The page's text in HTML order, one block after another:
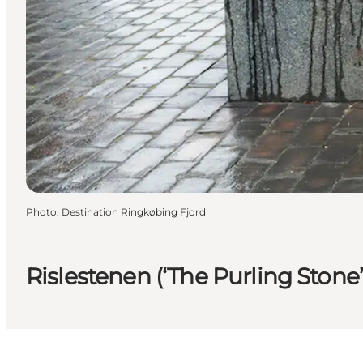
Rislestenen (‘The Purling
Photo: Destination Ringkøbing Fjord